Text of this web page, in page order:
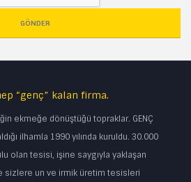
GÖNDER
“genç” kalan firma.
ekmeğe dönüştüğü topraklar. GENÇ
ilhamla 1990 yılında kuruldu. 30.000
olan tesisi, işine saygıyla yaklaşan
sizlere un ve irmik üretim tesisleri